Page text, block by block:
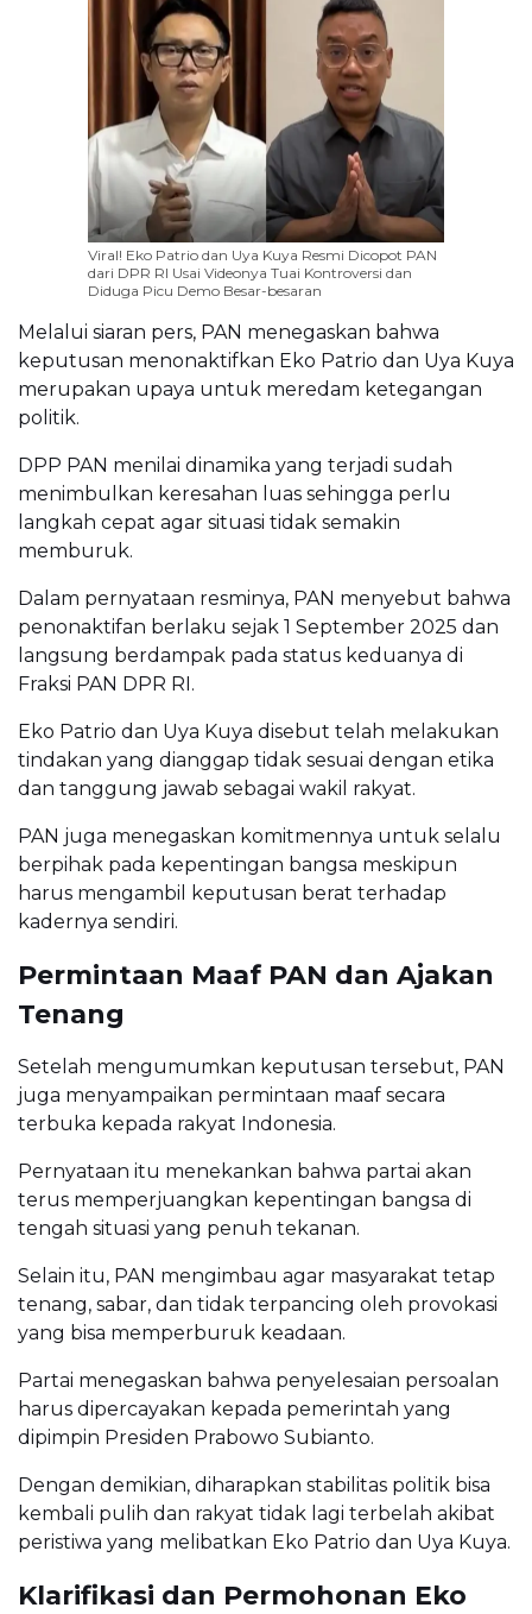
Viral! Eko Patrio dan Uya Kuya Resmi Dicopot PAN
dari DPR RI Usai Videonya Tuai Kontroversi dan
Diduga Picu Demo Besar-besaran
Melalui siaran pers, PAN menegaskan bahwa
keputusan menonaktifkan Eko Patrio dan Uya Kuya
merupakan upaya untuk meredam ketegangan
politik.
DPP PAN menilai dinamika yang terjadi sudah
menimbulkan keresahan luas sehingga perlu
langkah cepat agar situasi tidak semakin
memburuk.
Dalam pernyataan resminya, PAN menyebut bahwa
penonaktifan berlaku sejak 1 September 2025 dan
langsung berdampak pada status keduanya di
Fraksi PAN DPR RI.
Eko Patrio dan Uya Kuya disebut telah melakukan
tindakan yang dianggap tidak sesuai dengan etika
dan tanggung jawab sebagai wakil rakyat.
PAN juga menegaskan komitmennya untuk selalu
berpihak pada kepentingan bangsa meskipun
harus mengambil keputusan berat terhadap
kadernya sendiri.
Permintaan Maaf PAN dan Ajakan
Tenang
Setelah mengumumkan keputusan tersebut, PAN
juga menyampaikan permintaan maaf secara
terbuka kepada rakyat Indonesia.
Pernyataan itu menekankan bahwa partai akan
terus memperjuangkan kepentingan bangsa di
tengah situasi yang penuh tekanan.
Selain itu, PAN mengimbau agar masyarakat tetap
tenang, sabar, dan tidak terpancing oleh provokasi
yang bisa memperburuk keadaan.
Partai menegaskan bahwa penyelesaian persoalan
harus dipercayakan kepada pemerintah yang
dipimpin Presiden Prabowo Subianto.
Dengan demikian, diharapkan stabilitas politik bisa
kembali pulih dan rakyat tidak lagi terbelah akibat
peristiwa yang melibatkan Eko Patrio dan Uya Kuya.
Klarifikasi dan Permohonan Eko